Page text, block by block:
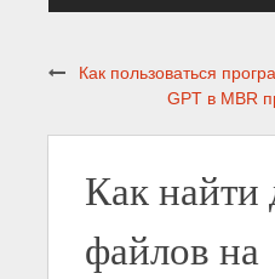
Как пользоваться
GPT в MBR
Как найти
файлов на